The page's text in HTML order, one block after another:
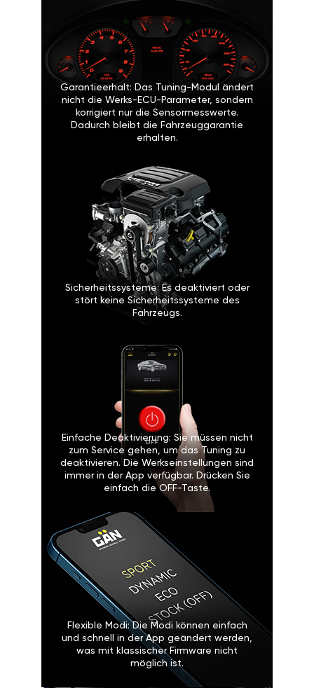
Garantieerhalt: Das Tuning-Modul ändert
nicht die Werks-ECU-Parameter, sondern
korrigiert nur die Sensormesswerte.
Dadurch bleibt die Fahrzeuggarantie
erhalten.
Sicherheitssysteme: Es deaktiviert oder
stört keine Sicherheitssysteme des
Fahrzeugs.
Einfache Deaktivierung: Sie müssen nicht
zum Service gehen, um das Tuning zu
deaktivieren. Die Werkseinstellungen sind
immer in der App verfügbar. Drücken Sie
einfach die OFF-Taste.
Flexible Modi: Die Modi können einfach
und schnell in der App geändert werden,
was mit klassischer Firmware nicht
möglich ist.